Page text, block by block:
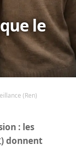
le
(Ren)
: les
donnent